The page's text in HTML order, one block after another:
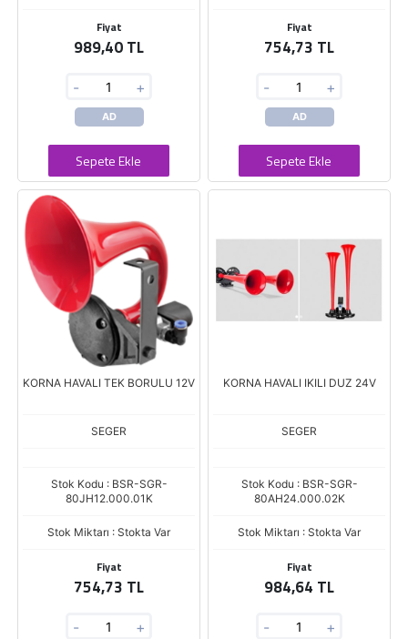
Fiyat
989,40 TL
- +
AD
Sepete Ekle
Fiyat
754,73 TL
- +
AD
Sepete Ekle
KORNA HAVALI TEK BORULU 12V
SEGER
Stok Kodu : BSR-SGR-
80JH12.000.01K
Stok Miktarı : Stokta Var
Fiyat
754,73 TL
- +
KORNA HAVALI IKILI DUZ 24V
SEGER
Stok Kodu : BSR-SGR-
80AH24.000.02K
Stok Miktarı : Stokta Var
Fiyat
984,64 TL
- +